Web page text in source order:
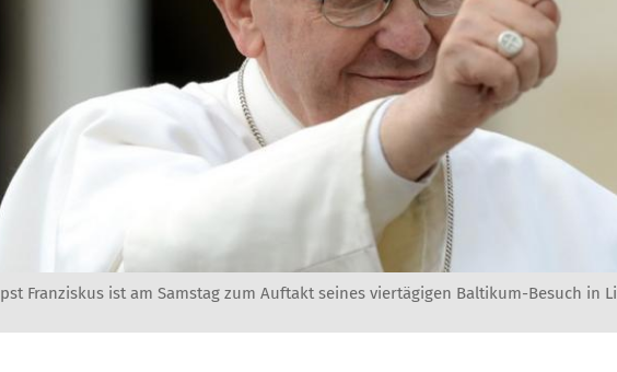
Franziskus ist am Samstag zum Auftakt seines viertägigen Baltikum-Besuch in